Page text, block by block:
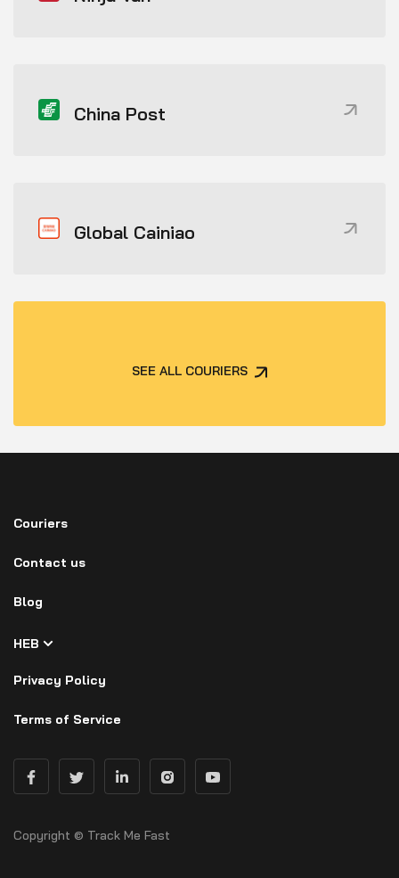
China Post
Global Cainiao
SEE ALL COURIERS
Couriers
Contact us
Blog
HEB
Privacy Policy
Terms of Service
Copyright © Track Me Fast